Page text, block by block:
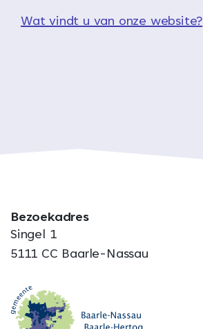
Wat vindt u van onze website?
Bezoekadres
Singel 1
5111 CC Baarle-Nassau